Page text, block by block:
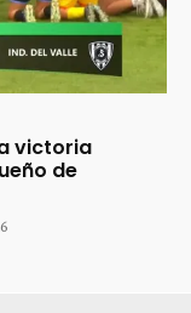
victoria
de